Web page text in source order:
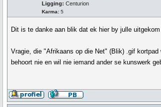
Ligging: Centurion
Karma: 5
Dit is te danke aan blik dat ek hier by julle
Vragie, die "Afrikaans op die Net" (Blik) .gif
behoort nie en wil nie iemand ander se kunswerk